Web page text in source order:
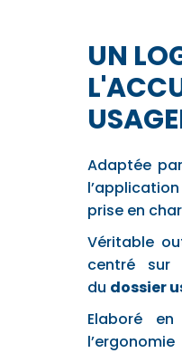
UN
Adaptée
prise en
Véritable
centré sur
du dossier
Elaboré